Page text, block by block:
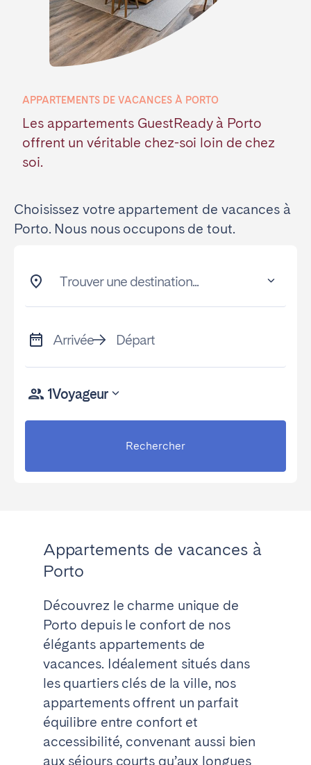
APPARTEMENTS DE VACANCES À PORTO
Les appartements GuestReady à Porto
offrent un véritable chez-soi loin de chez
soi.
Choisissez votre appartement de vacances à
Porto. Nous nous occupons de tout.
Trouver une destination...
Arrivée Départ
1Voyageur
Rechercher
Appartements de vacances à
Porto
Découvrez le charme unique de
Porto depuis le confort de nos
élégants appartements de
vacances. Idéalement situés dans
les quartiers clés de la ville, nos
appartements offrent un parfait
équilibre entre confort et
accessibilité, convenant aussi bien
aux séjours courts qu’aux longues
Poitiers
La Réunion
Strasbourg
Toulouse
IRELAND
Dublin
Riyadh
Alicante
Barcelone
Marbella
Saint-Sébastien
Valencia
Zaragoza
ANDALUSIA
Cádiz
Córdoba
CANARY ISLANDS
El Hierro
La Palma
Lanzarote
Tenerife
SWITZERLAND
Bern
Geneva
Lucerne
Zürich